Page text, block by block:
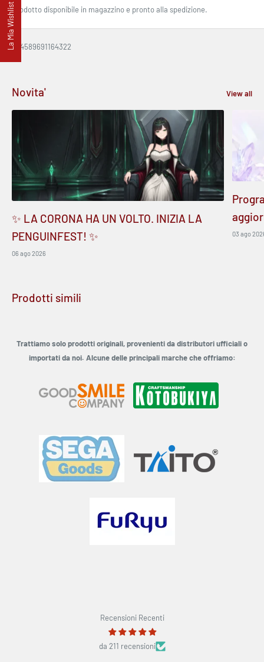
Prodotto disponibile in magazzino e pronto alla spedizione.
EAN: 4589691164322
Novita' View all
✨ LA CORONA HA UN VOLTO. INIZIA LA
PENGUINFEST! ✨
06 ago 2026
03 ago
Prodotti simili
Trattiamo solo prodotti originali, provenienti da distributori ufficiali o
importati da noi. Alcune delle principali marche che offriamo:
Recensioni Recenti
da 211 recensioni
La Mia Wishlist